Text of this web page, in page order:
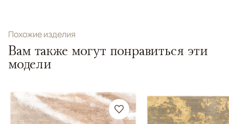
Похожие изделия
Вам также могут понравиться эти
модели